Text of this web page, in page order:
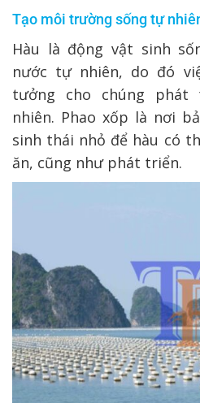
Tạo môi trường sống tự
Hàu là động vật sinh
nước tự nhiên, do đó
tưởng cho chúng phát
nhiên. Phao xốp là nơi
sinh thái nhỏ để hàu có
ăn, cũng như phát triển.